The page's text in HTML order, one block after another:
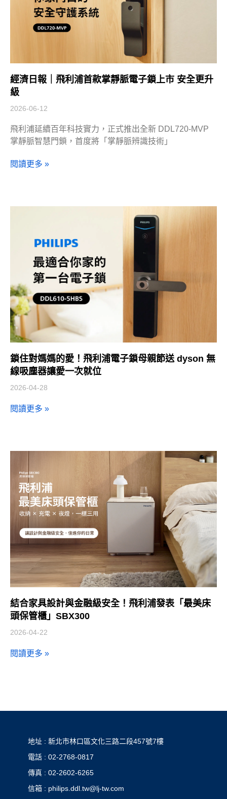
經濟日報｜飛利浦首款掌靜脈電子鎖上市 安全更升
級
2026-06-12
飛利浦延續百年科技實力，正式推出全新 DDL720-MVP
掌靜脈智慧門鎖，首度將「掌靜脈辨識技術」
閱讀更多 »
鎖住對媽媽的愛！飛利浦電子鎖母親節送 dyson 無
線吸塵器讓愛一次就位
2026-04-28
閱讀更多 »
結合家具設計與金融級安全！飛利浦發表「最美床
頭保管櫃」SBX300
2026-04-22
閱讀更多 »
地址 : 新北市林口區文化三路二段457號7樓
電話 : 02-2768-0817
傳真 : 02-2602-6265
信箱 : philips.ddl.tw@lj-tw.com